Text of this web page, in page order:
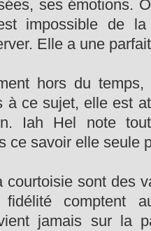
ses émotions.
impossible de
Elle a une
hors du
à ce sujet, elle est
Iah Hel note
ce savoir elle seule
courtoisie sont des
comptent
jamais sur la